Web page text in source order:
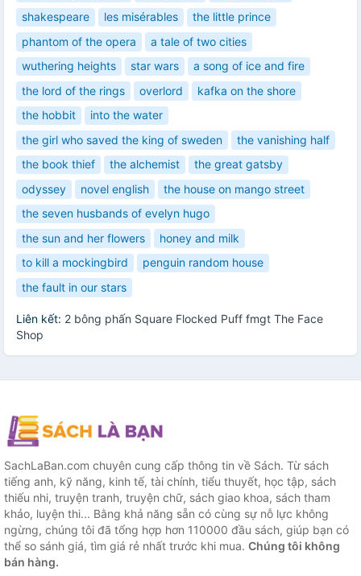
shakespeare
les misérables
the little prince
phantom of the opera
a tale of two cities
wuthering heights
star wars
a song of ice and fire
the lord of the rings
overlord
kafka on the shore
the hobbit
into the water
the girl who saved the king of sweden
the vanishing half
the book thief
the alchemist
the great gatsby
odyssey
novel english
the house on mango street
the seven husbands of evelyn hugo
the sun and her flowers
honey and milk
to kill a mockingbird
penguin random house
the fault in our stars
Liên kết: 2 bông phấn Square Flocked Puff fmgt The Face
Shop
SachLaBan.com chuyên cung cấp thông tin về Sách. Từ sách
tiếng anh, kỹ năng, kinh tế, tài chính, tiểu thuyết, học tập, sách
thiếu nhi, truyện tranh, truyện chữ, sách giao khoa, sách tham
khảo, luyện thi... Bằng khả năng sẵn có cùng sự nỗ lực không
ngừng, chúng tôi đã tổng hợp hơn 110000 đầu sách, giúp bạn có
thể so sánh giá, tìm giá rẻ nhất trước khi mua. Chúng tôi không
bán hàng.